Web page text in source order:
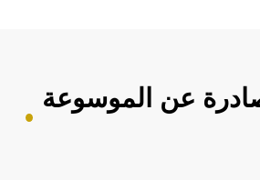
عن الموسوعة